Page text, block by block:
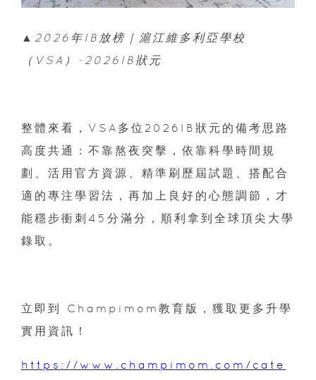
▲2026年IB放榜｜滬江維多利亞學校
（VSA）-2026IB狀元
整體來看，VSA多位2026IB狀元的備考思路
高度共通：不靠熬夜突擊，依靠科學時間規
劃、活用官方資源、精準刷歷屆試題、搭配合
適的專注學習法，再加上良好的心態調節，才
能穩步衝刺45分滿分，順利拿到全球頂尖大學
錄取。
立即到 Champimom教育版，獲取更多升學
實用資訊！
https://www.champimom.com/cate